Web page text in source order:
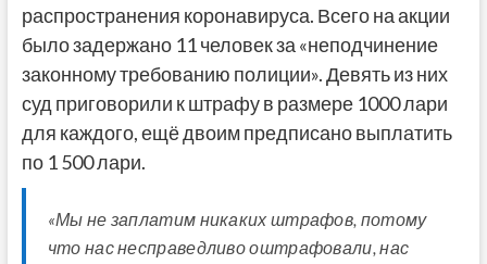
распространения коронавируса. Всего на акции
было задержано 11 человек за «неподчинение
законному требованию полиции». Девять из них
суд приговорили к штрафу в размере 1000 лари
для каждого, ещё двоим предписано выплатить
по 1 500 лари.
«Мы не заплатим никаких штрафов, потому
что нас несправедливо оштрафовали, нас